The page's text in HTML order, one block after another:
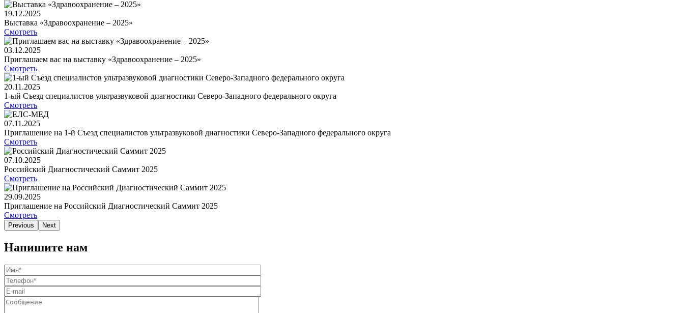
19.12.2025
Выставка «Здравоохранение – 2025»
Смотреть
03.12.2025
Приглашаем вас на выставку «Здравоохранение – 2025»
Смотреть
20.11.2025
1-ый Съезд специалистов ультразвуковой диагностики Северо-Западного федерального округа
Смотреть
07.11.2025
Приглашение на 1-й Съезд специалистов ультразвуковой диагностики Северо-Западного федерального округа
Смотреть
07.10.2025
Российский Диагностический Саммит 2025
Смотреть
29.09.2025
Приглашение на Российский Диагностический Саммит 2025
Смотреть
Previous Next
Напишите нам